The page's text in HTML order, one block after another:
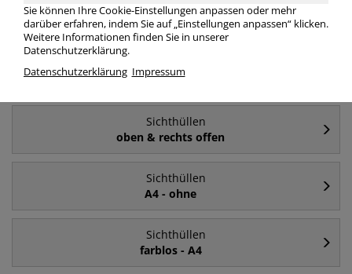
Sichthüllen
farblos
A5
Sichthüllen
oben & rechts offen
Sichthüllen
A4 - ohne
Sichthüllen
farblos - A4
Sie können Ihre Cookie-Einstellungen anpassen oder mehr
darüber erfahren, indem Sie auf „Einstellungen anpassen“ klicken.
Weitere Informationen finden Sie in unserer
Datenschutzerklärung.
Datenschutzerklärung Impressum